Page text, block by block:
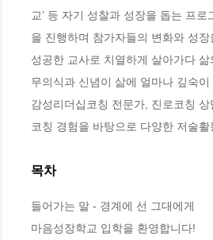
교’ 등 자기 성찰과 성장을 돕는 프
을 진행하며 참가자들의 변화와 성장
성공한 교사로 치열하게 살아가다
무의식과 신념이 삶에 얼마나 깊숙
감성리더십코칭 전문가, 진로코칭
코칭 경험을 바탕으로 다양한 저술
목차
들어가는 말 - 경계에 선 그대에게
마음성장학교 입학을 환영합니다!